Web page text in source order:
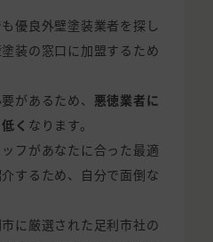
優良外壁塗装業者を探し
装の窓口に加盟するため
があるため、 悪徳業者に
く なります。
フがあなたに合った最適
するため、自分で面倒な
に厳選された足利市社の